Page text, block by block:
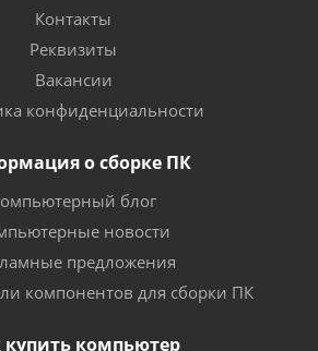
Контакты
Реквизиты
Вакансии
конфиденциальности
о сборке ПК
блог
новости
предложения
компонентов для сборки ПК
купить компьютер